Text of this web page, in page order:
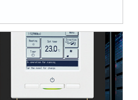
функцию ротации и
для серверных комнат
серверов за 2019 год вырос
к аналогичному периоду
2018.